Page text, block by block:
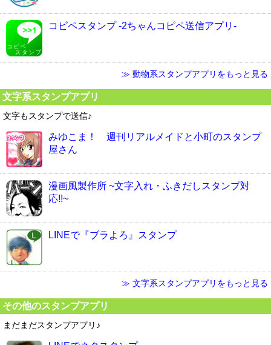
コピペスタンプ -2ちゃんコピペ送信アプリ-
≫ 動物系スタンプアプリをもっと見る
文字系スタンプアプリ
文字もスタンプで送信♪
みゆこま！ 週刊リアルメイドと小町のスタンプ
屋さん
漫画風製作所 ~文字入れ・ふきだしスタンプ対
応!!~
LINEで『ブラよろ』スタンプ
≫ 文字系スタンプアプリをもっと見る
その他のスタンプアプリ
まだまだスタンプアプリ♪